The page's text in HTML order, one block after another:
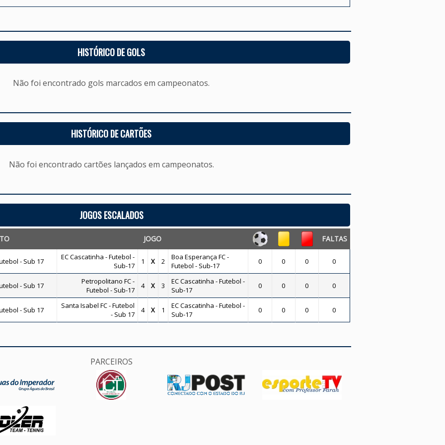
HISTÓRICO DE GOLS
Não foi encontrado gols marcados em campeonatos.
HISTÓRICO DE CARTÕES
Não foi encontrado cartões lançados em campeonatos.
JOGOS ESCALADOS
JOGO FALTAS
- Sub 17
EC Cascatinha - Futebol -
Sub-17
1 X 2
Boa Esperança FC -
Futebol - Sub-17
0 0 0 0
- Sub 17
Petropolitano FC -
Futebol - Sub-17
4 X 3
EC Cascatinha - Futebol -
Sub-17
0 0 0 0
- Sub 17
Santa Isabel FC - Futebol
- Sub 17
4 X 1
EC Cascatinha - Futebol -
Sub-17
0 0 0 0
PARCEIROS